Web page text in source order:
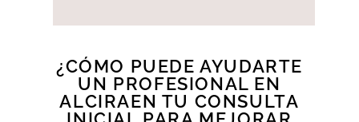
¿CÓMO PUEDE AYUDARTE
UN PROFESIONAL EN
ALCIRAEN TU CONSULTA